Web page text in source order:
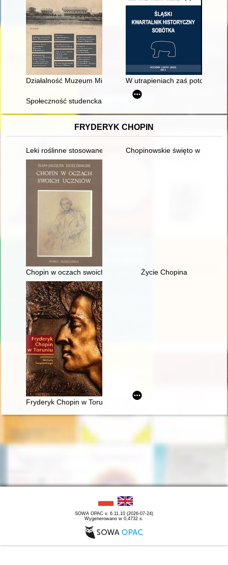
Działalność Muzeum Miejskiego w Wadowicach w 2023 r
W utrapieniach zaś
Społeczność studencka Poznania w ujęciu czasopisma
FRYDERYK CHOPIN
Leki roślinne stosowane w leczeniu Fryderyka Chopina
Chopinowskie święto w
Chopin w oczach swoich uczniów Życie Chopina
Fryderyk Chopin w Toruniu
SOWA OPAC v. 6.11.10 (2026-07-24)
Wygenerowano w 0,4732 s.